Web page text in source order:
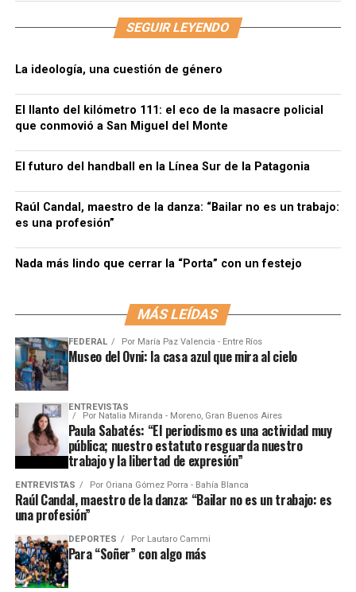
SEGUIR LEYENDO
La ideología, una cuestión de género
El llanto del kilómetro 111: el eco de la masacre policial
que conmovió a San Miguel del Monte
El futuro del handball en la Línea Sur de la Patagonia
Raúl Candal, maestro de la danza: “Bailar no es un trabajo:
es una profesión”
Nada más lindo que cerrar la “Porta” con un festejo
MÁS LEÍDAS
FEDERAL Por María Paz Valencia - Entre Ríos
Museo del Ovni: la casa azul que mira al cielo
ENTREVISTAS
Por Natalia Miranda - Moreno, Gran Buenos Aires
Paula Sabatés: “El periodismo es una actividad muy
pública; nuestro estatuto resguarda nuestro
trabajo y la libertad de expresión”
ENTREVISTAS Por Oriana Gómez Porra - Bahía Blanca
Raúl Candal, maestro de la danza: “Bailar no es un trabajo: es
una profesión”
DEPORTES Por Lautaro Cammi
Para “Soñer” con algo más